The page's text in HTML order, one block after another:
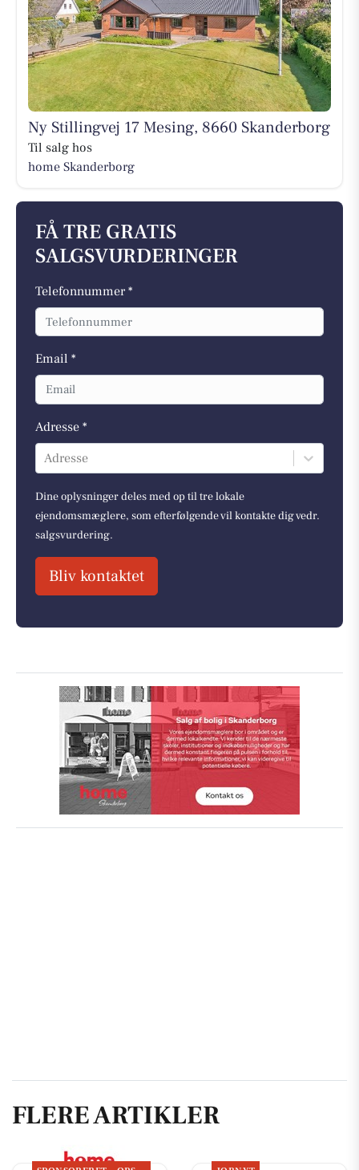
Ny Stillingvej 17 Mesing, 8660 Skanderborg
Til salg hos
home Skanderborg
FÅ TRE GRATIS
SALGSVURDERINGER
Telefonnummer *
Email *
Adresse *
Adresse
Dine oplysninger deles med op til tre lokale
ejendomsmæglere, som efterfølgende vil kontakte dig vedr.
salgsvurdering.
Bliv kontaktet
FLERE ARTIKLER